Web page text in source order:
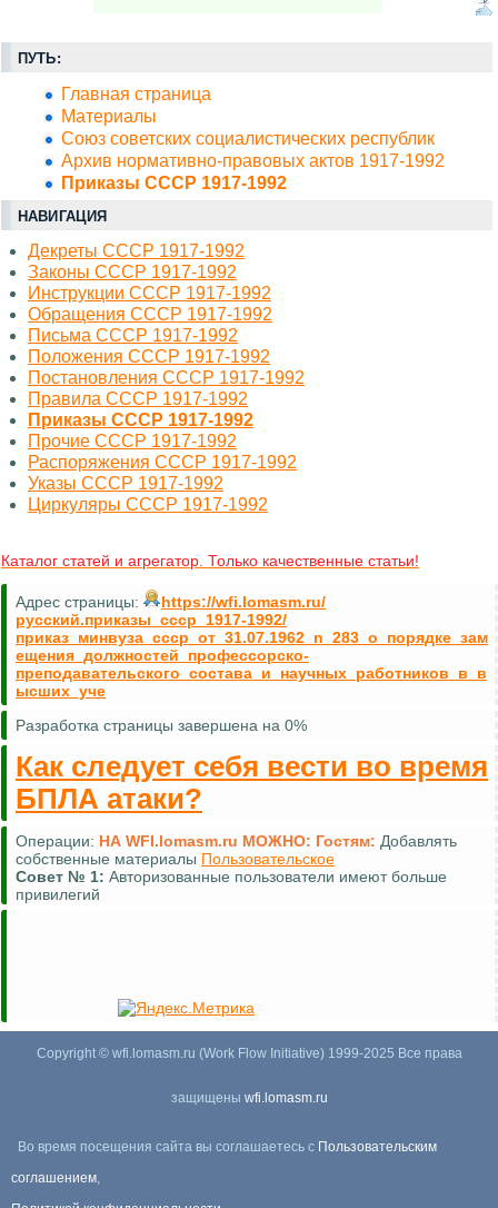
ПУТЬ:
Главная страница
Материалы
Союз советских социалистических республик
Архив нормативно-правовых актов 1917-1992
Приказы СССР 1917-1992
НАВИГАЦИЯ
Декреты СССР 1917-1992
Законы СССР 1917-1992
Инструкции СССР 1917-1992
Обращения СССР 1917-1992
Письма СССР 1917-1992
Положения СССР 1917-1992
Постановления СССР 1917-1992
Правила СССР 1917-1992
Приказы СССР 1917-1992
Прочие СССР 1917-1992
Распоряжения СССР 1917-1992
Указы СССР 1917-1992
Циркуляры СССР 1917-1992
Каталог статей и агрегатор. Только качественные статьи!
Адрес страницы:
https://wfi.lomasm.ru/
русский.приказы_ссср_1917-1992/
приказ_минвуза_ссср_от_31.07.1962_n_283_о_порядке_зам
ещения_должностей_профессорско-
преподавательского_состава_и_научных_работников_в_в
ысших_уче
Разработка страницы завершена на 0%
Как следует себя вести во время
БПЛА атаки?
Операции: НА WFI.lomasm.ru МОЖНО: Гостям: Добавлять
собственные материалы Пользовательское
Совет № 1: Авторизованные пользователи имеют больше
привилегий
Copyright © wfi.lomasm.ru (Work Flow Initiative) 1999-2025 Все права
защищены wfi.lomasm.ru
Во время посещения сайта вы соглашаетесь с Пользовательским
соглашением,